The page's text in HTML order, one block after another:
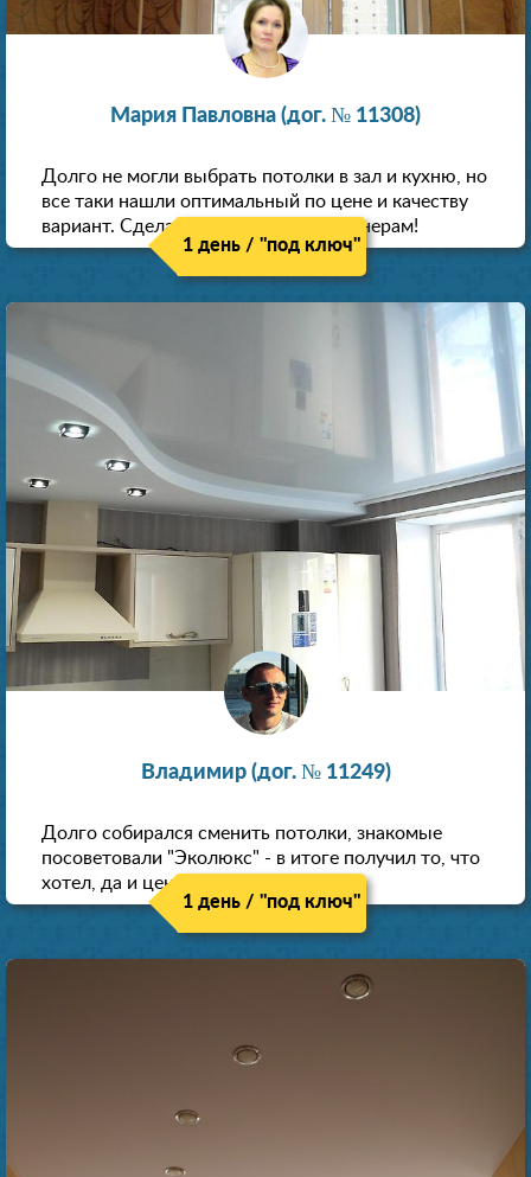
Мария Павловна (дог. № 11308)
Долго не могли выбрать потолки в зал и кухню, но
все таки нашли оптимальный по цене и качеству
вариант. Сделали скидку как пенсионерам!
1 день / "под ключ"
Владимир (дог. № 11249)
Долго собирался сменить потолки, знакомые
посоветовали "Эколюкс" - в итоге получил то, что
хотел, да и цена нормальная.
1 день / "под ключ"